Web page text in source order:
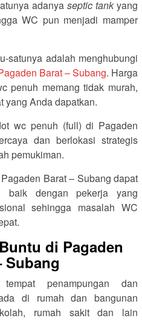
adanya septic tankyang
WC pun menjadi mamper
satunya adalah menghubungi
Barat – Subang. Harga
penuh memang tidak murah,
yang Anda dapatkan.
wc penuh (full) di Pagaden
dan berlokasi strategis
pemukiman.
Barat – Subang dapat
baik dengan pekerja yang
sehingga masalah WC
di Pagaden
Subang
penampungan dan
di rumah dan bangunan
rumah sakit dan lain